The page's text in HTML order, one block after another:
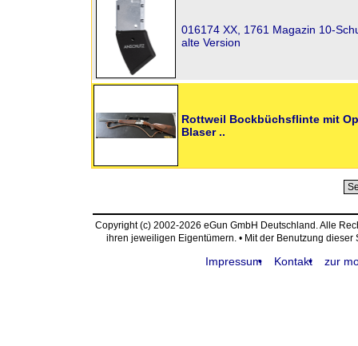
016174 XX, 1761 Magazin 10-
alte Version
Rottweil Bockbüchsflinte mit
Blaser ..
Copyright (c) 2002-2026 eGun GmbH Deutschland. Alle
ihren jeweiligen Eigentümern. • Mit der Benutzung
Impressum Kontakt zur